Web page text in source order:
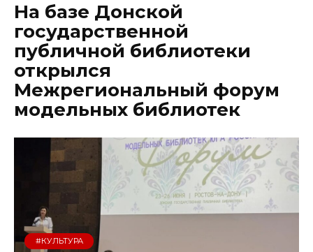
На базе Донской
государственной
публичной библиотеки
открылся
Межрегиональный форум
модельных библиотек
#КУЛЬТУРА